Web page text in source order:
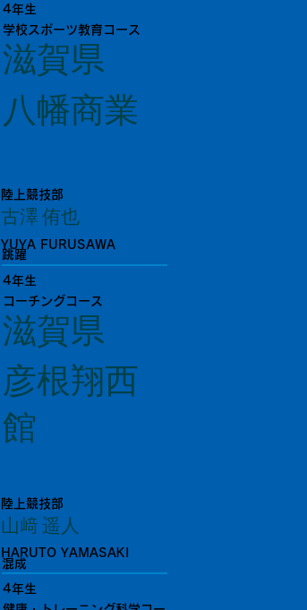
4年生
学校スポーツ教育コース
滋賀県
八幡商業
陸上競技部
古澤 侑也
YUYA FURUSAWA
跳躍
4年生
コーチングコース
滋賀県
彦根翔西
館
陸上競技部
山﨑 遥人
HARUTO YAMASAKI
混成
4年生